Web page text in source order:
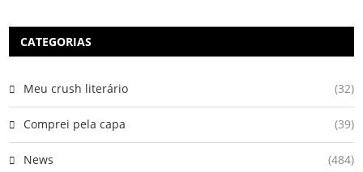
CATEGORIAS
Meu crush literário (32)
Comprei pela capa (39)
News (484)